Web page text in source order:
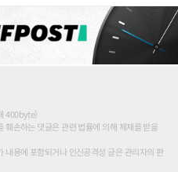
400byte)
훼손하는 댓글은 관련 법률에 의해 제재를 받을
내용에 포함되거나 인신공격성 글은 관리자의 판